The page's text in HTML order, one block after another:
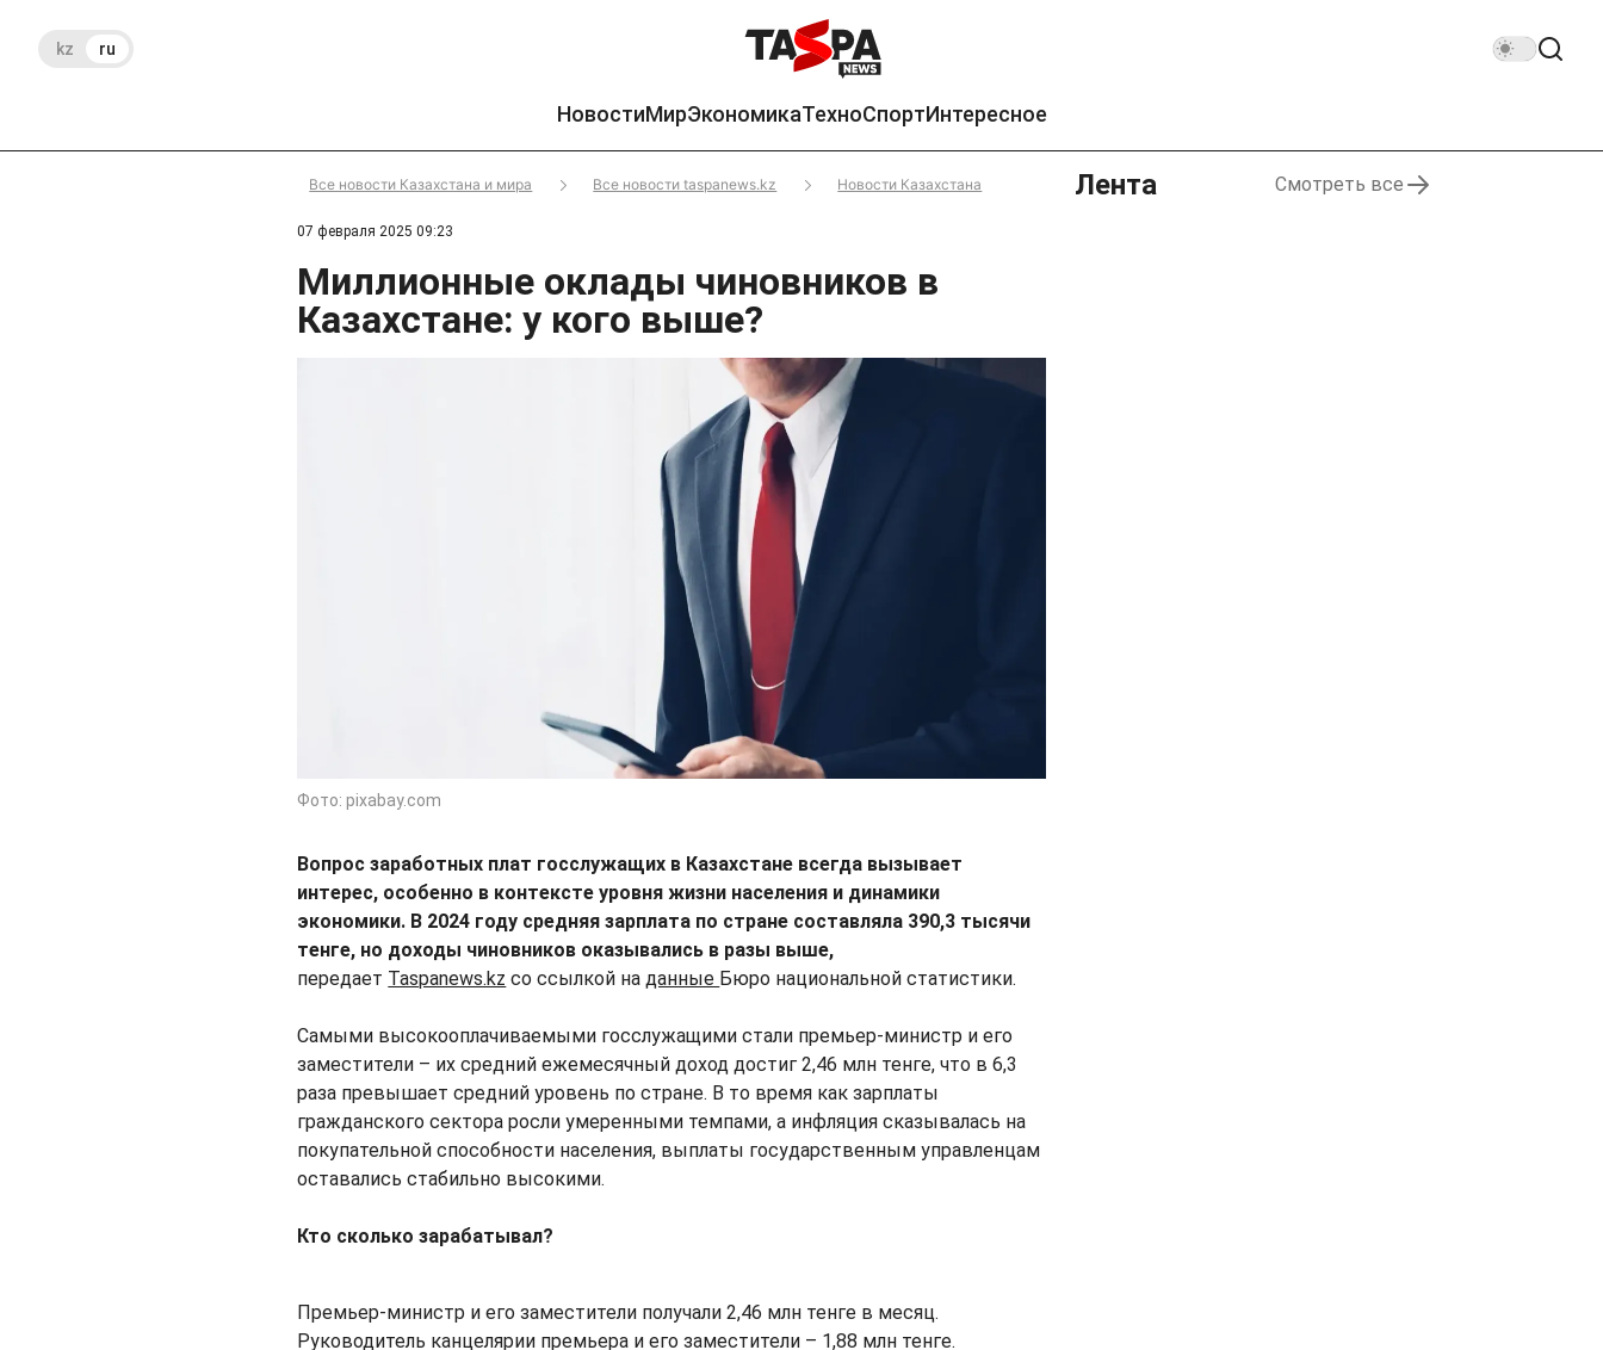
kz ru
НовостиМирЭкономикаТехноСпортИнтересное
Все новости Казахстана и мира Все новости taspanews.kz Новости Казахстана
07 февраля 2025 09:23
Миллионные оклады чиновников в
Казахстане: у кого выше?
Фото: pixabay.com
Вопрос заработных плат госслужащих в Казахстане всегда вызывает
интерес, особенно в контексте уровня жизни населения и динамики
экономики. В 2024 году средняя зарплата по стране составляла 390,3 тысячи
тенге, но доходы чиновников оказывались в разы выше,
передает Taspanews.kz со ссылкой наданные Бюро национальной статистики.
Самыми высокооплачиваемыми госслужащими стали премьер-министр и его
заместители – их средний ежемесячный доход достиг 2,46 млн тенге, что в 6,3
раза превышает средний уровень по стране. В то время как зарплаты
гражданского сектора росли умеренными темпами, а инфляция сказывалась на
покупательной способности населения, выплаты государственным управленцам
оставались стабильно высокими.
Кто сколько зарабатывал?
Премьер-министр и его заместители получали 2,46 млн тенге в месяц.
Руководитель канцелярии премьера и его заместители – 1,88 млн тенге.
Лента Смотреть все